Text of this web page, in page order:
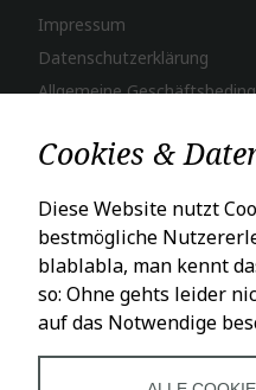
Impressum
Datenschutzerklärung
Allgemeine
Bestellvorgang
Mo – Fr: 10 – 18 Uhr
Sa: 10 – 16 Uhr
Cookies &
Diese Website nutzt
bestmögliche
blablabla, man kennt
so: Ohne gehts leider
auf das Notwendige